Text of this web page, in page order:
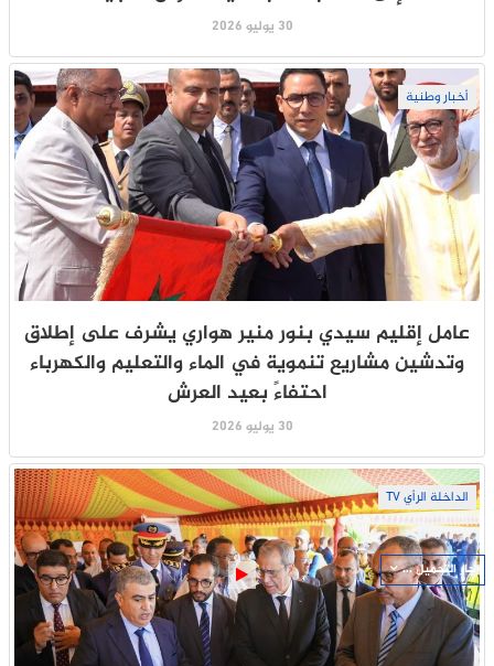
30 يوليو 2026
أخبار وطنية
عامل إقليم سيدي بنور منير هواري يشرف على إطلاق
وتدشين مشاريع تنموية في الماء والتعليم والكهرباء
احتفاءً بعيد العرش
30 يوليو 2026
الداخلة الرأي TV
جار التحميل ...